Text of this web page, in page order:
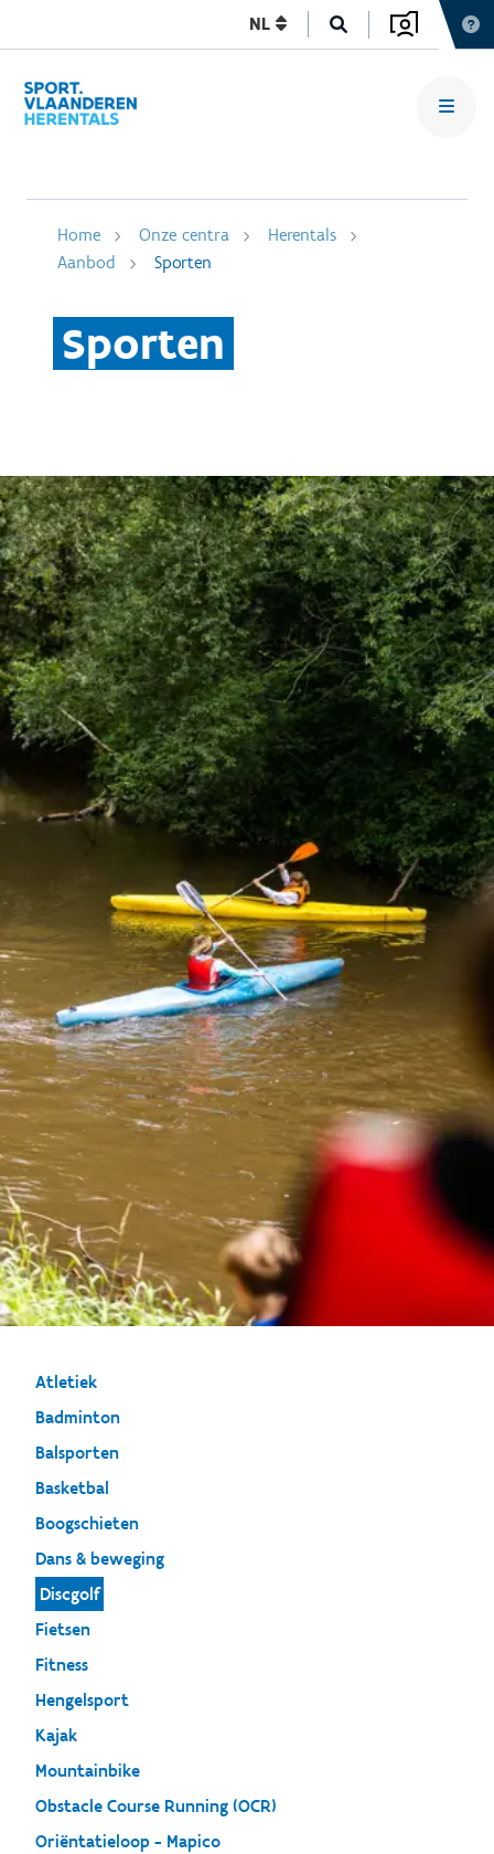
NL
Home Onze centra
Herentals
Aanbod
Sporten
Sporten
Atletiek
Badminton
Balsporten
Basketbal
Boogschieten
Dans & beweging
Discgolf
Fietsen
Fitness
Hengelsport
Kajak
Mountainbike
Obstacle Course Running (OCR)
Oriëntatieloop - Mapico